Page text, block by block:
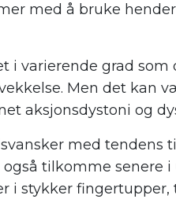
med å bruke
i varierende grad
Men det kan
aksjonsdystoni og
med tendens
tilkomme senere
i stykker